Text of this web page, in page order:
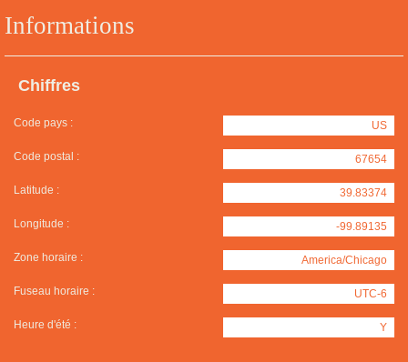
Informations
Chiffres
Code pays : US
Code postal : 67654
Latitude : 39.83374
Longitude : -99.89135
Zone horaire : America/Chicago
Fuseau horaire : UTC-6
Heure d'été : Y